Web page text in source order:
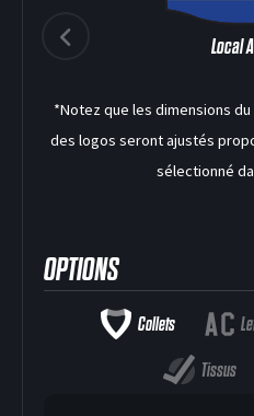
Local
*Notez que les dimensions
des logos seront ajustés
sélectionné
OPTIONS
Collets
Tissus